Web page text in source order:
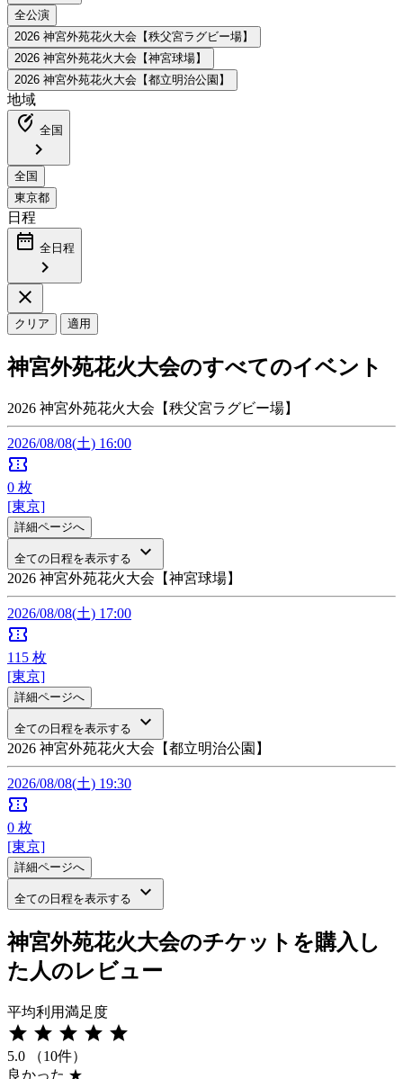
地域
edit_location_alt 全国
chevron_right
日程
date_range 全日程
chevron_right
close
クリア 適用
神宮外苑花火大会のすべてのイベント
2026 神宮外苑花火大会【秩父宮ラグビー場】
2026/08/08(土) 16:00
confirmation_number
0 枚
[東京]
詳細ページへ
全ての日程を表示する keyboard_arrow_down
2026 神宮外苑花火大会【神宮球場】
2026/08/08(土) 17:00
confirmation_number
115 枚
[東京]
詳細ページへ
全ての日程を表示する keyboard_arrow_down
2026 神宮外苑花火大会【都立明治公園】
2026/08/08(土) 19:30
confirmation_number
0 枚
[東京]
詳細ページへ
全ての日程を表示する keyboard_arrow_down
神宮外苑花火大会のチケットを購入し
た人のレビュー
平均利用満足度
star star star star star
5.0
（10件）
良かった ★